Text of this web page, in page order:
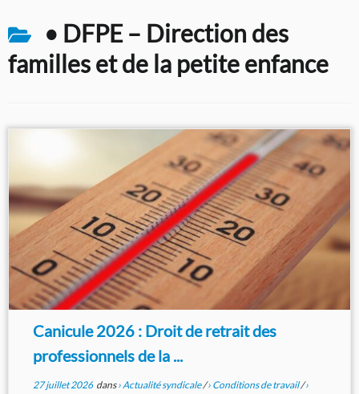
• DFPE – Direction des
familles et de la petite enfance
Canicule 2026 : Droit de retrait des
professionnels de la ...
27 juillet 2026dans› Actualité syndicale/› Conditions de travail/›